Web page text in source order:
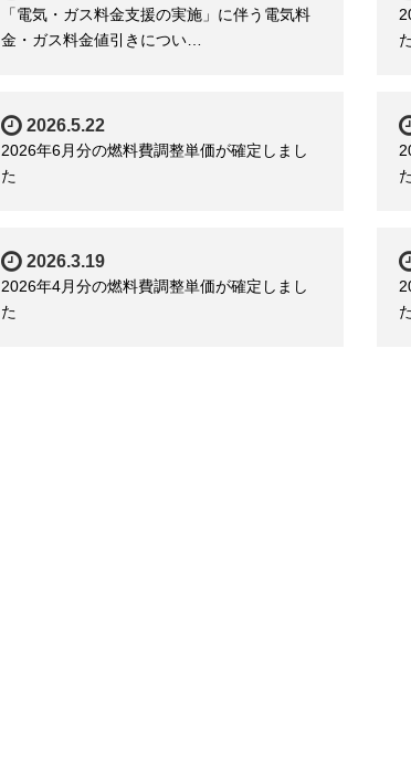
「電気・ガス料金支援の実施」に伴う電気料
金・ガス料金値引きについ…
2026.5.22
2026年6月分の燃料費調整単価が確定しまし
た
2026.3.19
2026年4月分の燃料費調整単価が確定しまし
た